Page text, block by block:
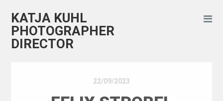
KATJA KUHL
PHOTOGRAPHER
DIRECTOR
22/09/2023